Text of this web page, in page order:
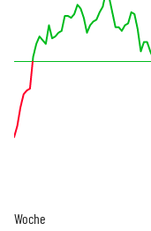
Woche